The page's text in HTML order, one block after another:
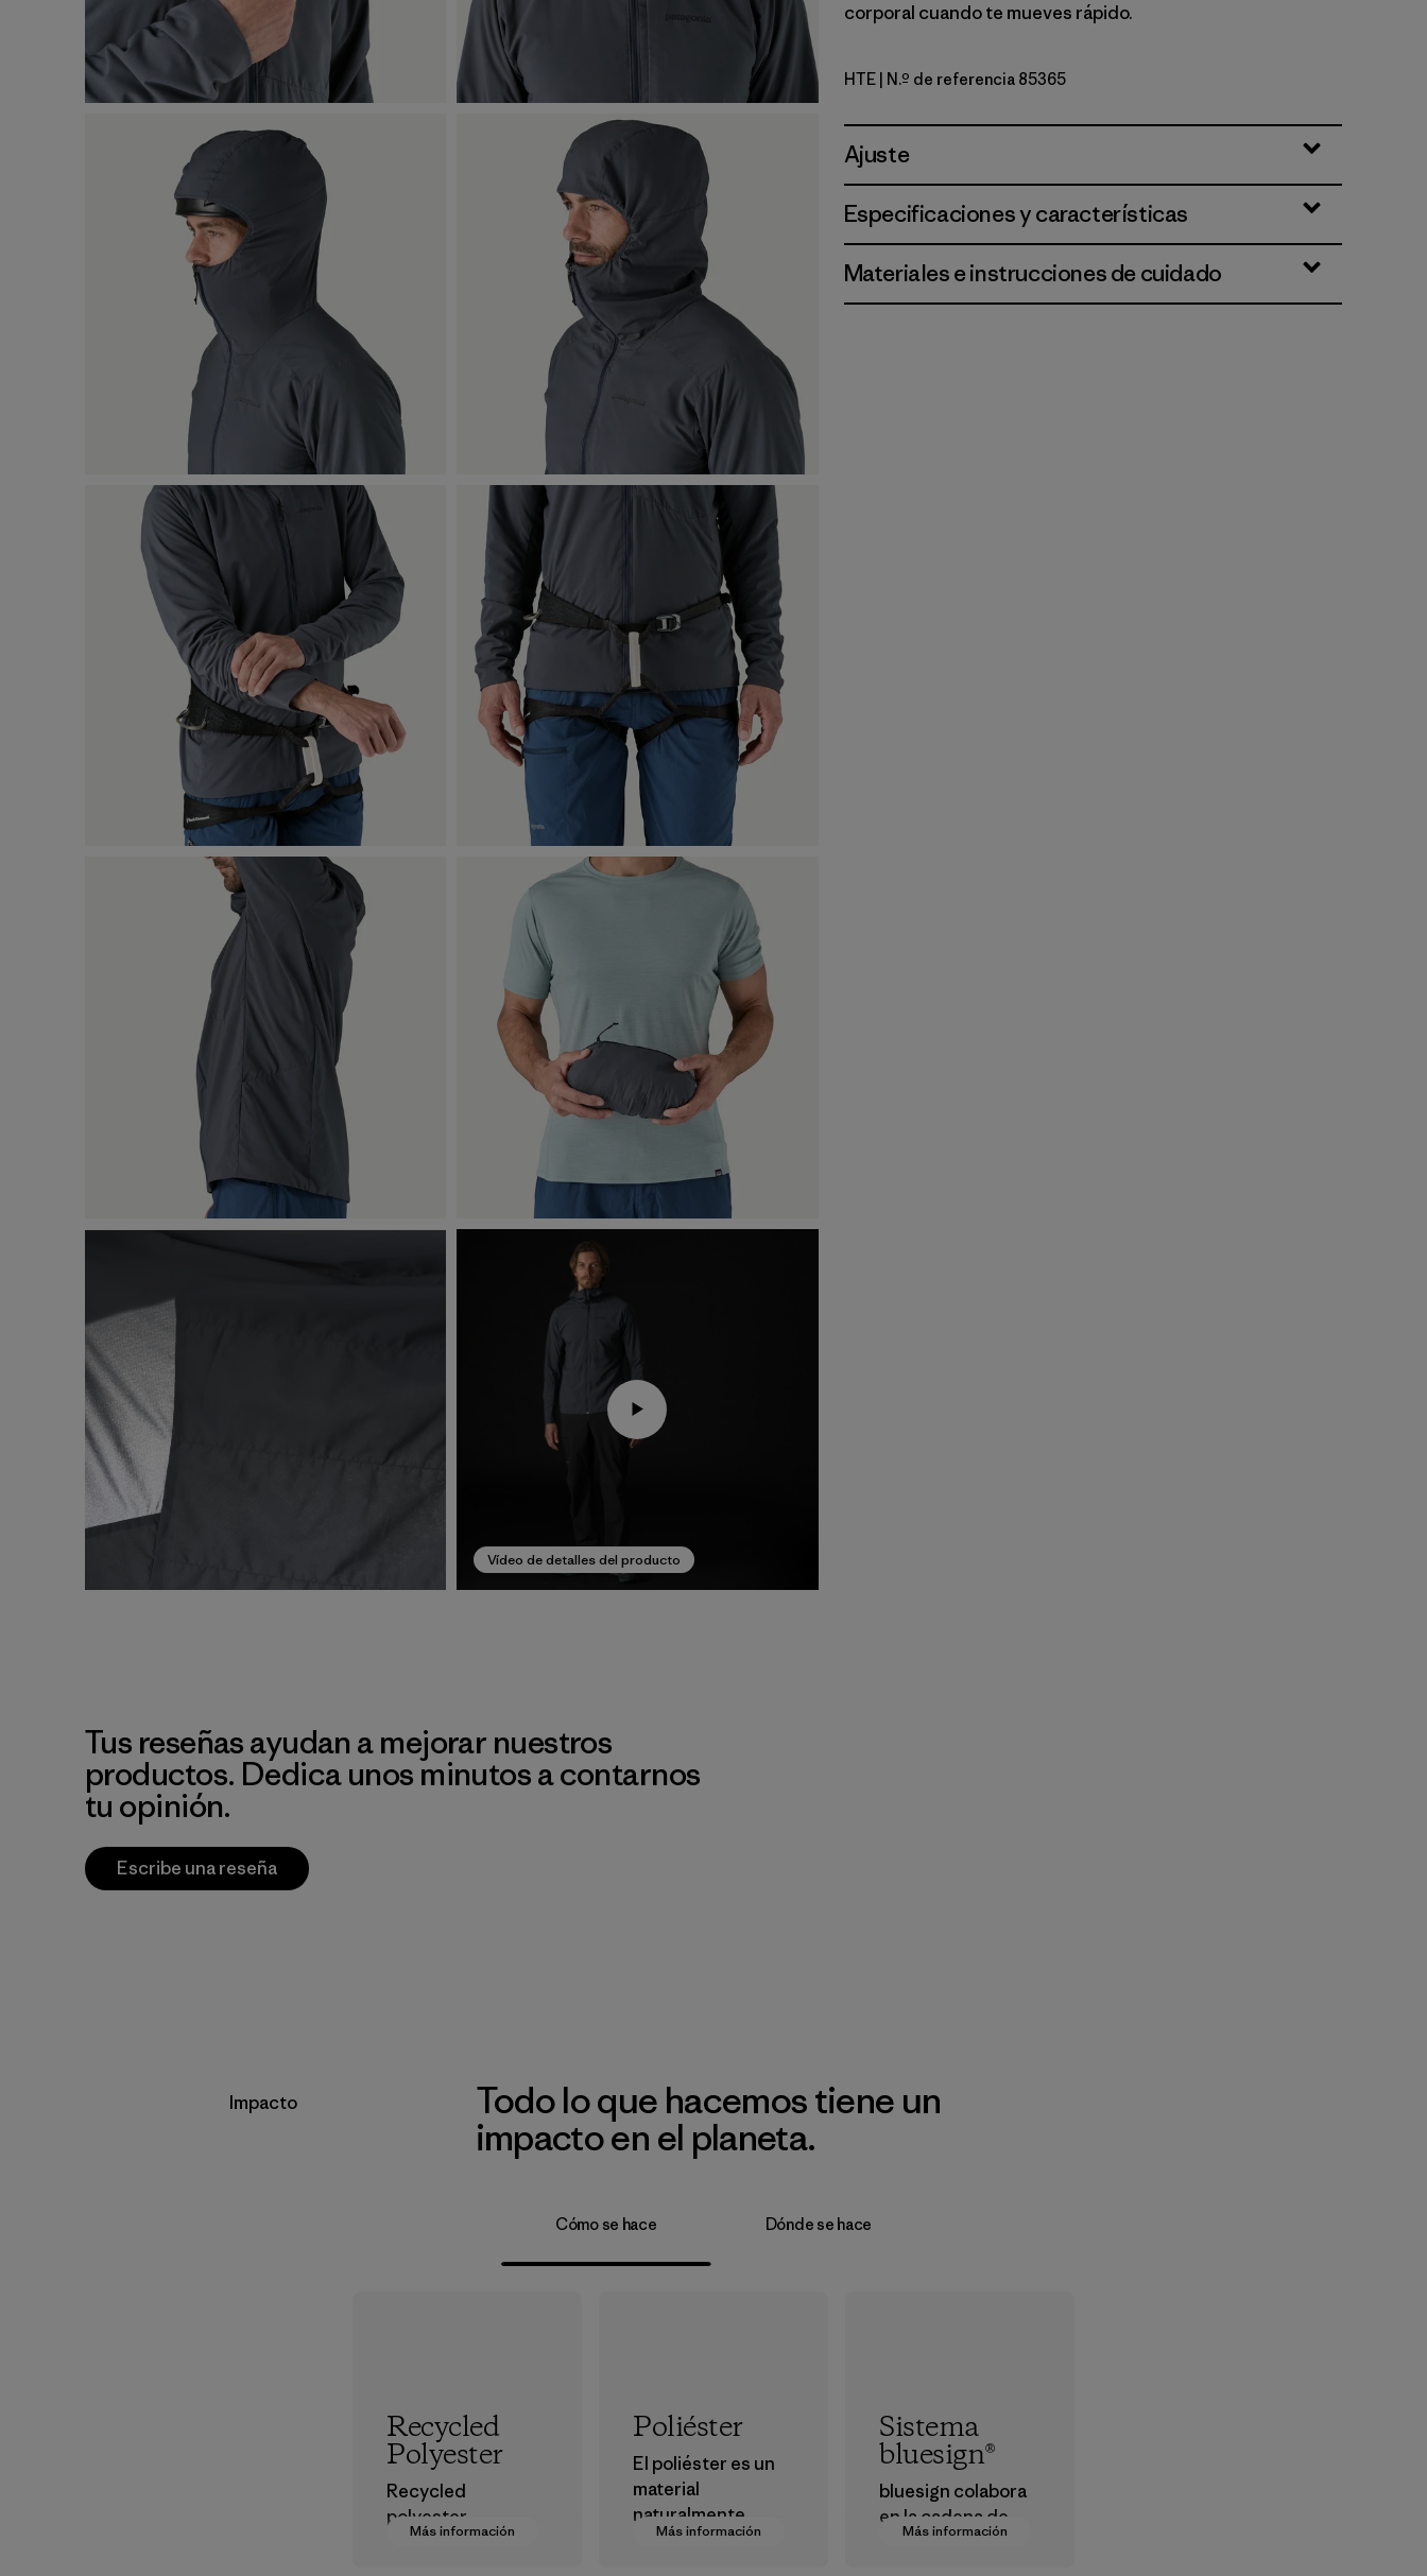
Vídeo de detalles del producto
corporal cuando te mueves rápido.
Hot Ember
HTE | N.º de referencia 85365
Ajuste
Especificaciones y características
Materiales e instrucciones de cuidado
Tus reseñas ayudan a mejorar nuestros
productos. Dedica unos minutos a contarnos
tu opinión.
Escribe una reseña
Impacto
Todo lo que hacemos tiene un
impacto en el planeta.
Cómo se hace Dónde se hace
Más información
Recycled
Polyester
Recycled
polyester
decreases our
Más información
Poliéster
El poliéster es un
material
naturalmente
hidrófugo
Más información
Sistema
bluesign®
bluesign colabora
en la cadena de
suministro para